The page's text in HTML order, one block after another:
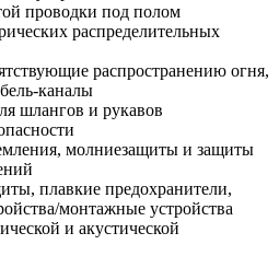
проводки под полом
распределительных
распространению огня,
каналы
шлангов и рукавов
молниезащиты и защиты
плавкие предохранители,
монтажные устройства
и акустической